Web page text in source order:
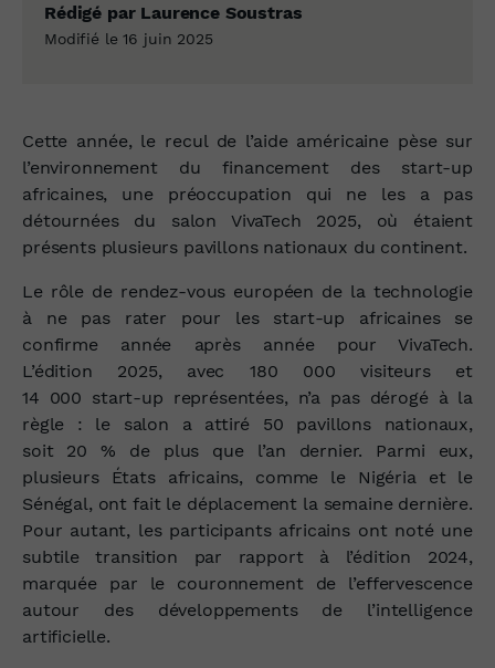
Rédigé par Laurence Soustras
Modifié le 16 juin 2025
Cette année, le recul de l’aide américaine pèse sur
l’environnement du financement des start‑up
africaines, une préoccupation qui ne les a pas
détournées du salon VivaTech 2025, où étaient
présents plusieurs pavillons nationaux du continent.
Le rôle de rendez‑vous européen de la technologie
à ne pas rater pour les start‑up africaines se
confirme année après année pour VivaTech.
L’édition 2025, avec 180 000 visiteurs et
14 000 start‑up représentées, n’a pas dérogé à la
règle : le salon a attiré 50 pavillons nationaux,
soit 20 % de plus que l’an dernier. Parmi eux,
plusieurs États africains, comme le Nigéria et le
Sénégal, ont fait le déplacement la semaine dernière.
Pour autant, les participants africains ont noté une
subtile transition par rapport à l’édition 2024,
marquée par le couronnement de l’effervescence
autour des développements de l’intelligence
artificielle.